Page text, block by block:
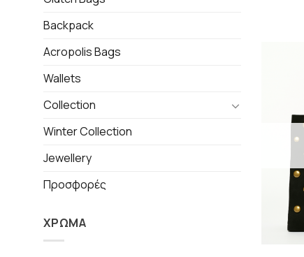
Backpack
Acropolis Bags
Wallets
Collection
Winter Collection
Jewellery
Προσφορές
ΧΡΩΜΑ